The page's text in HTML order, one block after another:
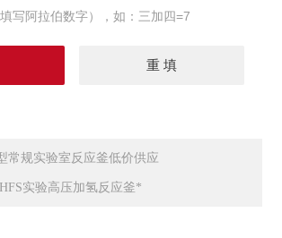
写阿拉伯数字），如：三加四=7
常规实验室反应釜低价供应
实验高压加氢反应釜*